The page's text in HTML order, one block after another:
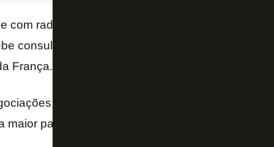
com radar ligado no mercado internacional. De
consultou a situação do lateral-direito brasileiro
França.
não avançaram. O Lorient não deseja
maior parte de sua carreira no exterior.